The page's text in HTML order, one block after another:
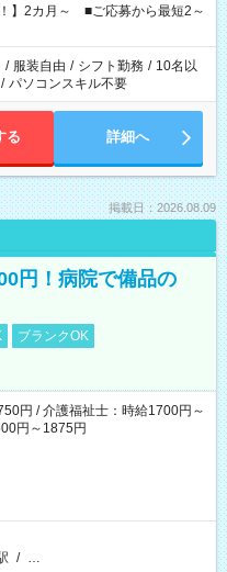
など、ご希望を教えてください
。 合計で週40時間を超える場
】2カ月～ ■ご応募から最短2～
/ 服装自由 / シフト勤務 / 10名以
/ パソコンスキル不要
る 詳細へ
掲載日：2026.08.09
円！病院で備品の
ブランクOK
円 / 介護福祉士：時給1700円～
円～1875円
/ …